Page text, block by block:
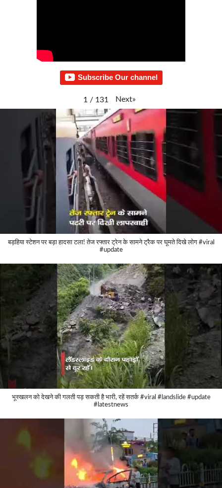
Subscribe Our channel
1 / 131 Next»
बड़हिया स्टेशन पर बड़ा हादसा टला! तेज रफ्तार ट्रेन के सामने ट्रैक पर घूमते दिखे लोग #viral
#update
भूस्खलन को देखने की गलती पड़ सकती है भारी, रहें सतर्क #viral #landslide #update
#latestnews